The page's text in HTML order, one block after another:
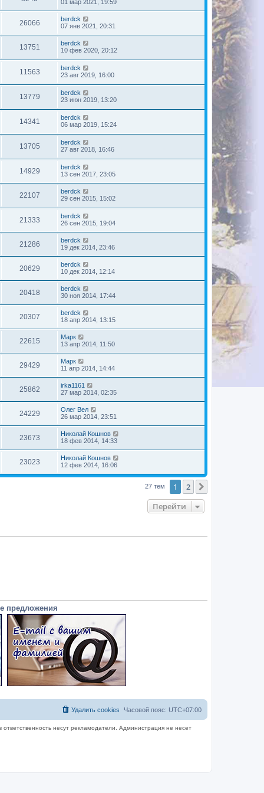
01 мар 2021, 19:59
26066
berdck
07 янв 2021, 20:31
13751
berdck
10 фев 2020, 20:12
11563
berdck
23 авг 2019, 16:00
13779
berdck
23 июн 2019, 13:20
14341
berdck
06 мар 2019, 15:24
13705
berdck
27 авг 2018, 16:46
14929
berdck
13 сен 2017, 23:05
22107
berdck
29 сен 2015, 15:02
21333
berdck
26 сен 2015, 19:04
21286
berdck
19 дек 2014, 23:46
20629
berdck
10 дек 2014, 12:14
20418
berdck
30 ноя 2014, 17:44
20307
berdck
18 апр 2014, 13:15
22615
Марк
13 апр 2014, 11:50
29429
Марк
11 апр 2014, 14:44
25862
irka1161
27 мар 2014, 02:35
24229
Олег Вел
26 мар 2014, 23:51
23673
Николай Кошнов
18 фев 2014, 14:33
23023
Николай Кошнов
12 фев 2014, 16:06
27 тем 1 2
Перейти
предложения
Часовой пояс: UTC+07:00
Удалить cookies
несут рекламодатели. Администрация не несет